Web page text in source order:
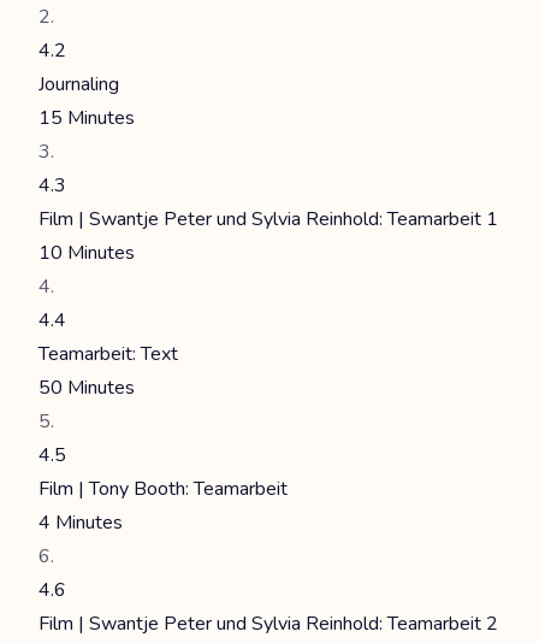
4.2
Journaling
15 Minutes
4.3
Film | Swantje Peter und Sylvia Reinhold: Teamarbeit 1
10 Minutes
4.4
Teamarbeit: Text
50 Minutes
4.5
Film | Tony Booth: Teamarbeit
4 Minutes
4.6
Film | Swantje Peter und Sylvia Reinhold: Teamarbeit 2